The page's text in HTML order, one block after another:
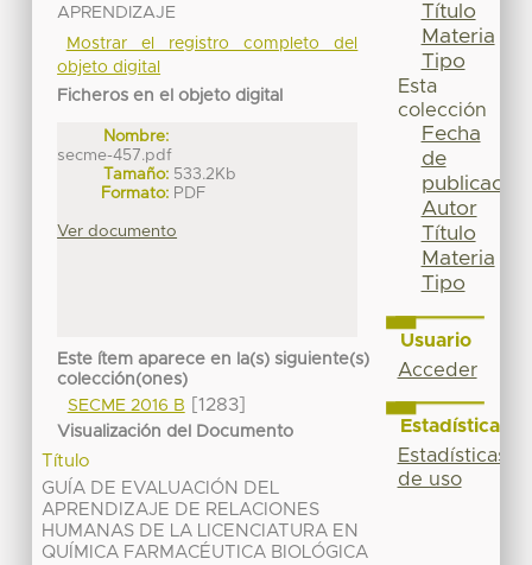
APRENDIZAJE
Mostrar el registro completo del
objeto digital
Ficheros en el objeto digital
Nombre:
secme-457.pdf
Tamaño: 533.2Kb
Formato: PDF
Ver documento
Este ítem aparece en la(s) siguiente(s)
colección(ones)
SECME 2016 B
[1283]
Visualización del Documento
Título
GUÍA DE EVALUACIÓN DEL
APRENDIZAJE DE RELACIONES
HUMANAS DE LA LICENCIATURA EN
QUÍMICA FARMACÉUTICA BIOLÓGICA
Título
Materia
Tipo
Esta
colección
Fecha
de
publicación
Autor
Título
Materia
Tipo
Usuario
Acceder
Estadísticas
Estadísticas
de uso